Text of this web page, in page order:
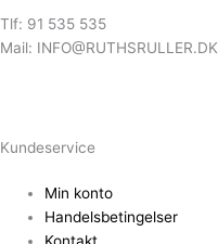
Tlf: 91 535 535
Mail: INFO@RUTHSRULLER.DK
Kundeservice
Min konto
Handelsbetingelser